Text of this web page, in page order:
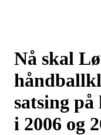
Nå skal
satsing
i 2006 og